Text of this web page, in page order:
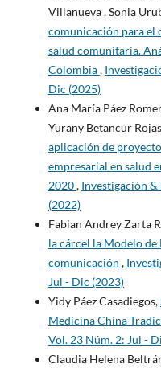
Villanueva , Sonia
comunicación para el
salud comunitaria.
Colombia,
Dic (2025)
Ana María Páez
Yurany Betancur
aplicación de
empresarial en salud
2020, Investigación
(2022)
Fabian Andrey Zarta
la cárcel la Modelo de
comunicación ,
Jul - Dic (2023)
Yidy Páez Casadiegos,
Medicina China
Vol. 23 Núm. 2: Jul -
Claudia Helena